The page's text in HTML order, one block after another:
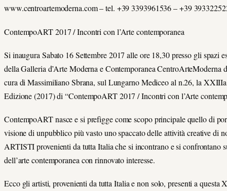
www.centroartemoderna.com – tel. +39 3393961536 – +39
ContempoART 2017 / Incontri con l’Arte contemporanea
Si inaugura Sabato 16 Settembre 2017 alle ore 18,30 presso gli spazi
della Galleria d’Arte Moderna e Contemporanea CentroArteModerna
cura di Massimiliano Sbrana, sul Lungarno Mediceo al n.26, la XXIIIa
Edizione (2017) di “ContempoART 2017 / Incontri con l’Arte
ContempoART nasce e si prefigge come scopo principale quello di
visione di unpubblico più vasto uno spaccato delle attività creative di
ARTISTI provenienti da tutta Italia che si incontrano e si confrontano
dell’arte contemporanea con rinnovato interesse.
Ecco gli artisti, provenienti da tutta Italia e non solo, presenti a questa